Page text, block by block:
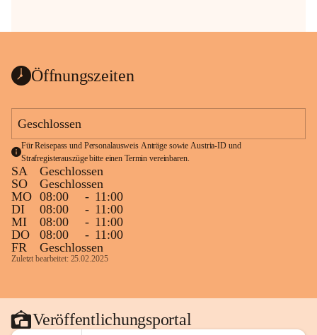
Öffnungszeiten
Geschlossen
Für Reisepass und Personalausweis Anträge sowie Austria-ID und
Strafregisterauszüge bitte einen Termin vereinbaren.
SA
Geschlossen
SO
Geschlossen
MO 08:00 - 11:00
DI
08:00 - 11:00
MI
08:00 - 11:00
DO
08:00 - 11:00
FR
Geschlossen
Zuletzt bearbeitet: 25.02.2025
Veröffentlichungsportal